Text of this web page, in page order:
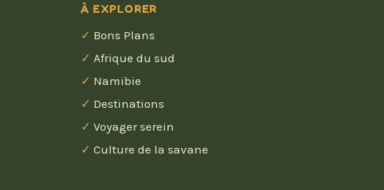
À EXPLORER
Bons Plans
Afrique du sud
Namibie
Destinations
Voyager serein
Culture de la savane